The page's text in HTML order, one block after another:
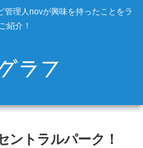
理人novが興味を持ったことをラ
紹介！
ントラルパーク！